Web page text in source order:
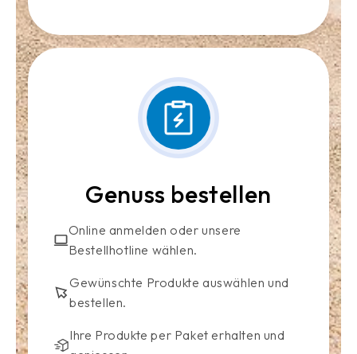
Genuss bestellen
Online anmelden oder unsere
Bestellhotline wählen.
Gewünschte Produkte auswählen und
bestellen.
Ihre Produkte per Paket erhalten und